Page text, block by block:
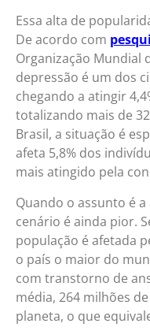
Essa alta de
De acordo com
Organização Mundial
depressão é um dos
chegando a atingir
totalizando mais de
Brasil, a situação é
afeta 5,8% dos
mais atingido pela
Quando o assunto é
cenário é ainda pior.
população é afetada
o país o maior do
com transtorno de
média, 264 milhões
planeta, o que